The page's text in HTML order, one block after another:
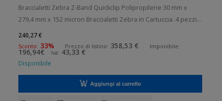
Braccialetti Zebra Z-Band Quickclip Polipropilene 30 mm x
279,4 mm x 152 micron Braccialetti Zebra in Cartuccia. 4 pezzi
per confezione. 960 braccialetti per pezzo. Braccialetti in
polipropilene con clip . Diametro esterno: 127 mm. Tipo:
Supporto
240,27 €
Sconto: 33% Prezzo di listino: 358,53 € Imponibile:
196,94€ Iva: 43,33 €
Disponibile
Aggiungi al carrello